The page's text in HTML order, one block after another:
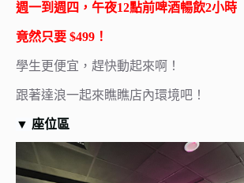
週一到週四，午夜12點前啤酒暢飲2小時
竟然只要 $499！
學生更便宜，趕快動起來啊！
跟著達浪一起來瞧瞧店內環境吧！
▼ 座位區